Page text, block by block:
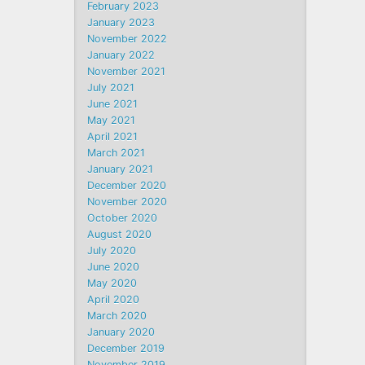
February 2023
January 2023
November 2022
January 2022
November 2021
July 2021
June 2021
May 2021
April 2021
March 2021
January 2021
December 2020
November 2020
October 2020
August 2020
July 2020
June 2020
May 2020
April 2020
March 2020
January 2020
December 2019